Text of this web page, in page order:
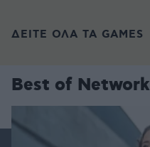
ΔΕΙΤΕ ΟΛΑ ΤΑ GAMES
Best of Network